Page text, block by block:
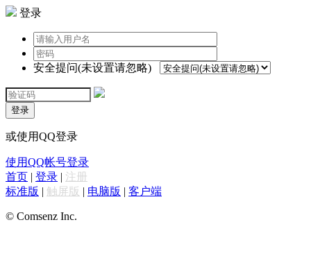
登录
安全提问(未设置请忽略)
登录
或使用QQ登录
使用QQ帐号登录
首页 | 登录 | 注册
标准版 | 触屏版 | 电脑版 | 客户端
© Comsenz Inc.